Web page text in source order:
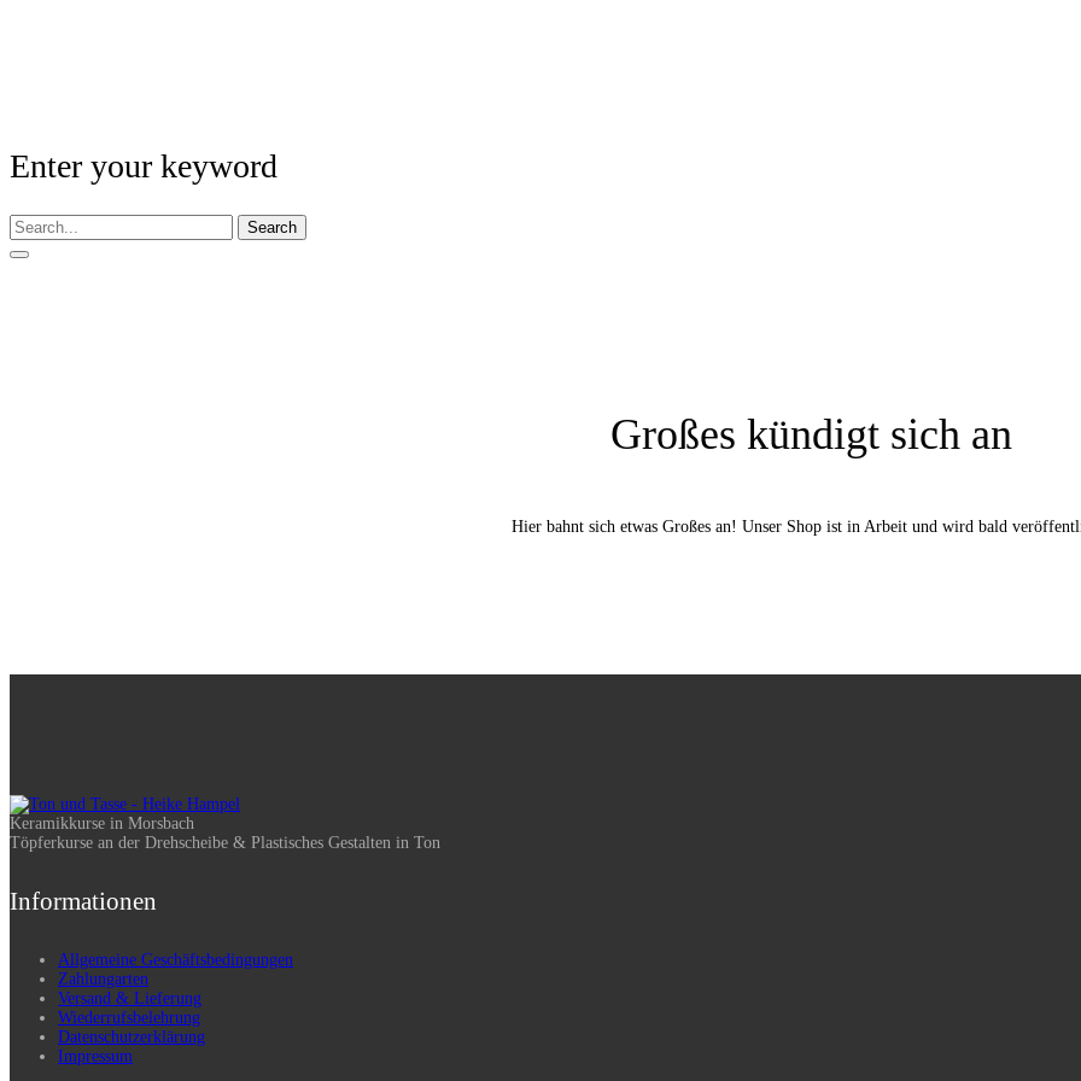
Enter your keyword
Search
Großes kündigt sich an
Hier bahnt sich etwas Großes an! Unser Shop ist in Arbeit und wird bald
Keramikkurse in Morsbach
Töpferkurse an der Drehscheibe & Plastisches Gestalten in Ton
Informationen
Allgemeine Geschäftsbedingungen
Zahlungarten
Versand & Lieferung
Wiederrufsbelehrung
Datenschutzerklärung
Impressum